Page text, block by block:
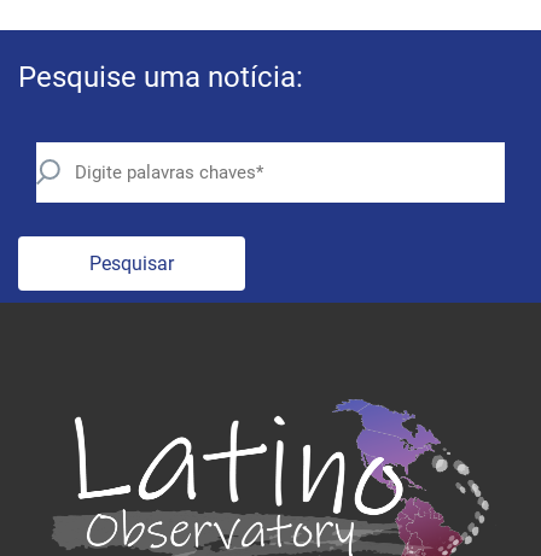
Pesquise uma notícia:
Pesquisar